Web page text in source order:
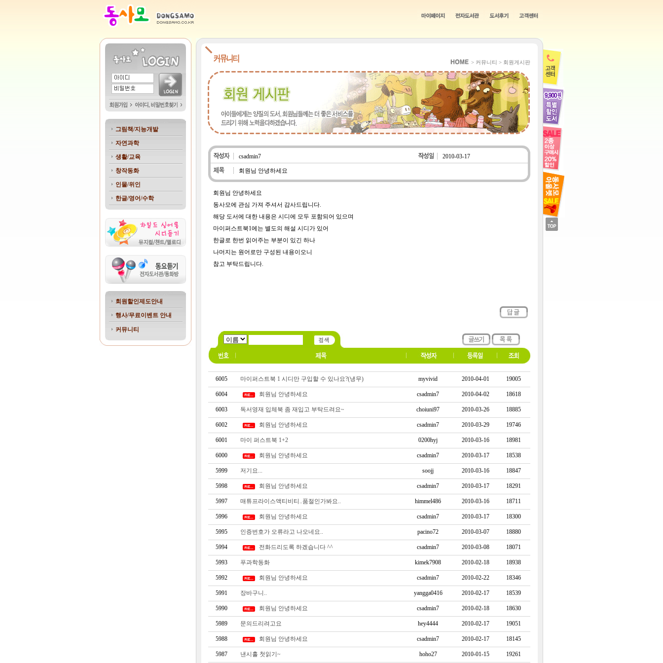
그림책/지능개발
자연과학
생활/교육
창작동화
인물/위인
한글/영어/수학
회원할인제도안내
행사/무료이벤트 안내
커뮤니티
> 커뮤니티 > 회원게시판
csadmin7 2010-03-17
회원님 안녕하세요
회원님 안녕하세요
동사모에 관심 가져 주셔서 감사드립니다.
해당 도서에 대한 내용은 시디에 모두 포함되어 있으며
마이퍼스트북1에는 별도의 해설 시디가 있어
한글로 한번 읽어주는 부분이 있긴 하나
나머지는 원어로만 구성된 내용이오니
참고 부탁드립니다.
6005 마이퍼스트북 1 시디만 구입할 수 있나요?(냉무) myvivid 2010-04-01 19005
6004 회원님 안녕하세요 csadmin7 2010-04-02 18618
6003 독서영재 입체북 좀 재입고 부탁드려요~ choiuni97 2010-03-26 18885
6002 회원님 안녕하세요 csadmin7 2010-03-29 19746
6001 마이 퍼스트북 1+2 0200hyj 2010-03-16 18981
6000 회원님 안녕하세요 csadmin7 2010-03-17 18538
5999 저기요... soojj 2010-03-16 18847
5998 회원님 안녕하세요 csadmin7 2010-03-17 18291
5997 매튜프라이스액티비티..품절인가봐요.. himmel486 2010-03-16 18711
5996 회원님 안녕하세요 csadmin7 2010-03-17 18300
5995 인증번호가 오류라고 나오네요.. pacino72 2010-03-07 18880
5994 전화드리도록 하겠습니다 ^^ csadmin7 2010-03-08 18071
5993 푸과학동화 kimek7908 2010-02-18 18938
5992 회원님 안녕하세요 csadmin7 2010-02-22 18346
5991 장바구니.. yangga0416 2010-02-17 18539
5990 회원님 안녕하세요 csadmin7 2010-02-18 18630
5989 문의드리려고요 hey4444 2010-02-17 19051
5988 회원님 안녕하세요 csadmin7 2010-02-17 18145
5987 낸시홀 첫읽기~ hoho27 2010-01-15 19261